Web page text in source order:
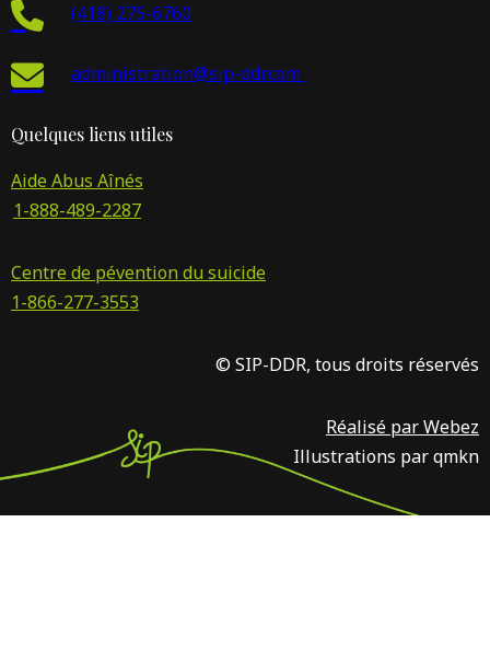
(418) 275-6760
administration@sip-ddr.com
Quelques liens utiles
Aide Abus Aînés
1-888-489-2287
Centre de pévention du suicide
1-866-277-3553
© SIP-DDR, tous droits réservés
Réalisé par Webez
Illustrations par qmkn